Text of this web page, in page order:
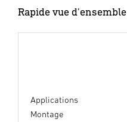
Rapide vue d'ensemble
Applications
Montage